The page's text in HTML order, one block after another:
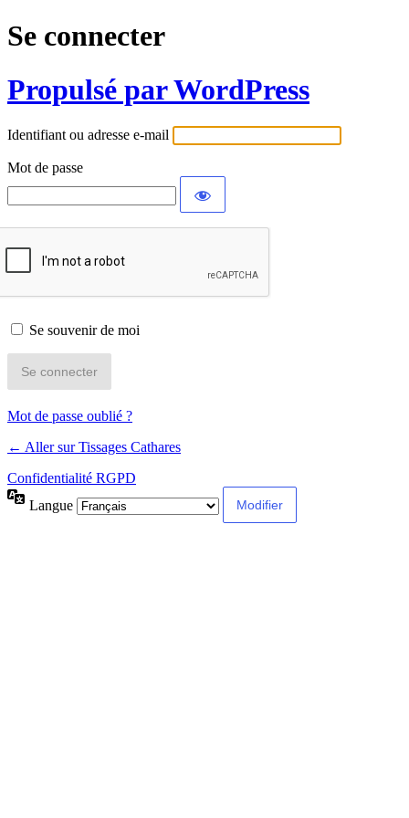
Se connecter
Propulsé par WordPress
Identifiant ou adresse e-mail
Mot de passe
Se souvenir de moi
Mot de passe oublié ?
← Aller sur Tissages Cathares
Confidentialité RGPD
Langue